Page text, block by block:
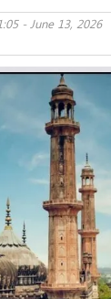
- June 13, 2026